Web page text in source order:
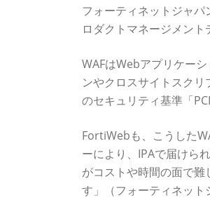
フォーティネットジャ
ロダクトマネージメン
WAFはWebアプリケー
ンやクロスサイトスク
のセキュリティ基準「
FortiWebも、こうした
ーにより、IPAで届けら
がコストや時間の面で
す」（フォーティネット